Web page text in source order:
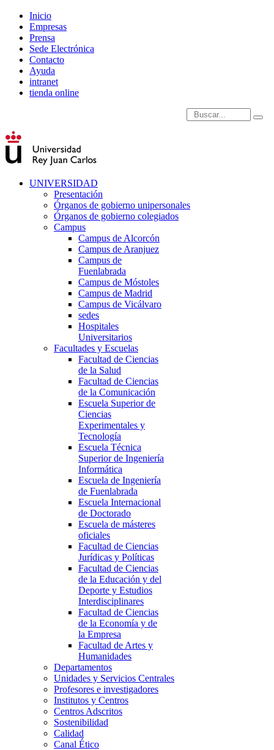
Inicio
Empresas
Prensa
Sede Electrónica
Contacto
Ayuda
intranet
tienda online
Introduce términos de
UNIVERSIDAD
Presentación
Órganos de gobierno unipersonales
Órganos de gobierno colegiados
Campus
Campus de Alcorcón
Campus de Aranjuez
Campus de
Fuenlabrada
Campus de Móstoles
Campus de Madrid
Campus de Vicálvaro
sedes
Hospitales
Universitarios
Facultades y Escuelas
Facultad de Ciencias
de la Salud
Facultad de Ciencias
de la Comunicación
Escuela Superior de
Ciencias
Experimentales y
Tecnología
Escuela Técnica
Superior de Ingeniería
Informática
Escuela de Ingeniería
de Fuenlabrada
Escuela Internacional
de Doctorado
Escuela de másteres
oficiales
Facultad de Ciencias
Jurídicas y Políticas
Facultad de Ciencias
de la Educación y del
Deporte y Estudios
Interdisciplinares
Facultad de Ciencias
de la Economía y de
la Empresa
Facultad de Artes y
Humanidades
Departamentos
Unidades y Servicios Centrales
Profesores e investigadores
Institutos y Centros
Centros Adscritos
Sostenibilidad
Calidad
Canal Ético